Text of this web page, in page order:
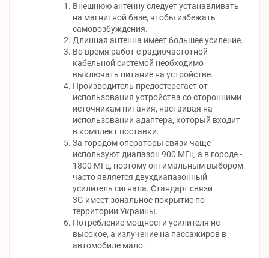
Внешнюю антенну следует устанавливать
на магнитной базе, чтобы избежать
самовозбуждения.
Длинная антенна имеет большее усиление.
Во время работ с радиочастотной
кабельной системой необходимо
выключать питание на устройстве.
Производитель предостерегает от
использования устройства со сторонними
источникам питания, настаивая на
использовании адаптера, который входит
в комплект поставки.
За городом операторы связи чаще
используют диапазон 900 МГц, а в городе -
1800 МГц, поэтому оптимальным выбором
часто является двухдиапазонный
усилитель сигнала. Стандарт связи
3G имеет зональное покрытие по
территории Украины.
Потребление мощности усилителя не
высокое, а излучение на пассажиров в
автомобиле мало.